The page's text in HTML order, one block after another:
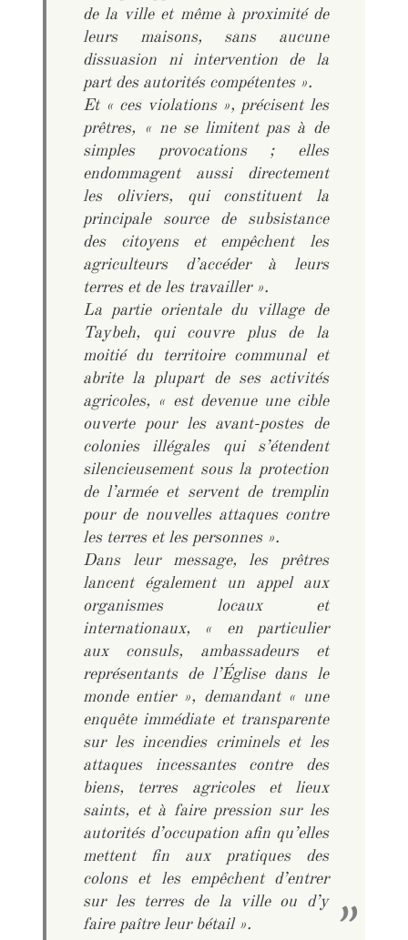
de la ville et même à proximité de
leurs maisons, sans aucune
dissuasion ni intervention de la
part des autorités compétentes ».
Et « ces violations », précisent les
prêtres, « ne se limitent pas à de
simples provocations ; elles
endommagent aussi directement
les oliviers, qui constituent la
principale source de subsistance
des citoyens et empêchent les
agriculteurs d’accéder à leurs
terres et de les travailler ».
La partie orientale du village de
Taybeh, qui couvre plus de la
moitié du territoire communal et
abrite la plupart de ses activités
agricoles, « est devenue une cible
ouverte pour les avant-postes de
colonies illégales qui s’étendent
silencieusement sous la protection
de l’armée et servent de tremplin
pour de nouvelles attaques contre
les terres et les personnes ».
Dans leur message, les prêtres
lancent également un appel aux
organismes locaux et
internationaux, « en particulier
aux consuls, ambassadeurs et
représentants de l’Église dans le
monde entier », demandant « une
enquête immédiate et transparente
sur les incendies criminels et les
attaques incessantes contre des
biens, terres agricoles et lieux
saints, et à faire pression sur les
autorités d’occupation afin qu’elles
mettent fin aux pratiques des
colons et les empêchent d’entrer
sur les terres de la ville ou d’y
faire paître leur bétail ».